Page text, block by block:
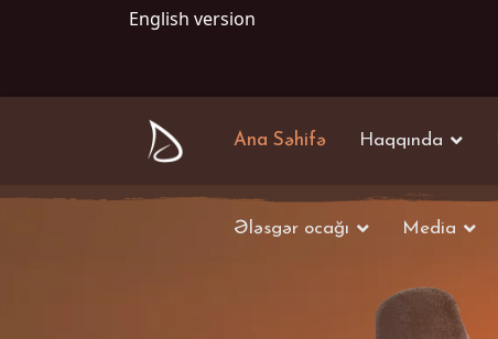
English version
Ana Səhifə Haqqında
Ələsgər ocağı Media